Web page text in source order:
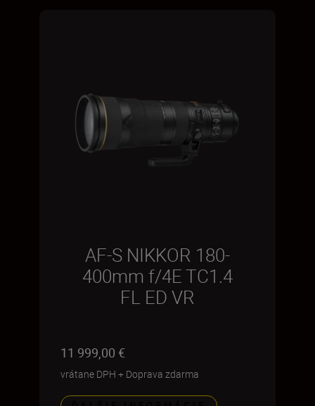
AF-S NIKKOR 180-
400mm f/4E TC1.4
FL ED VR
11 999,00 €
vrátane DPH + Doprava zdarma